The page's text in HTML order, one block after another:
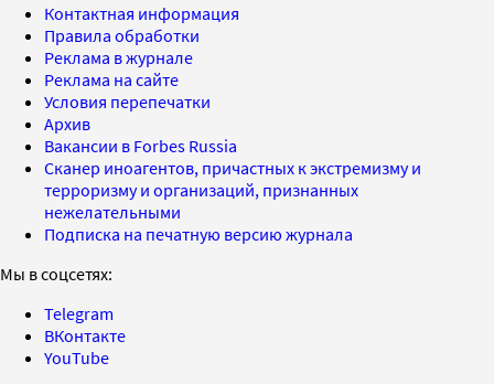
Контактная информация
Правила обработки
Реклама в журнале
Реклама на сайте
Условия перепечатки
Архив
Вакансии в Forbes Russia
Сканер иноагентов, причастных к экстремизму и
терроризму и организаций, признанных
нежелательными
Подписка на печатную версию журнала
Мы в соцсетях:
Telegram
ВКонтакте
YouTube